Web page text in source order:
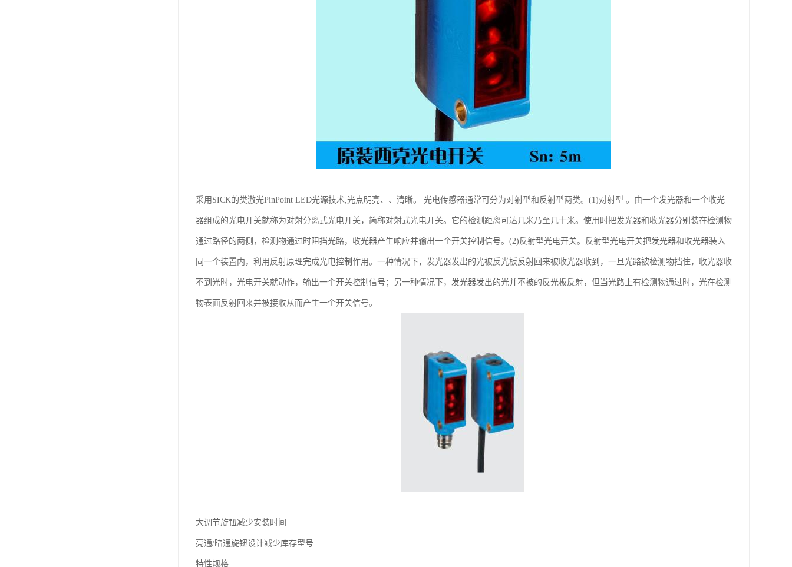
采用SICK的类激光PinPoint LED光源技术,光点明亮、、清晰。 光电传感器通常可分为对射型和反射型两类。(1)对射型 。由一个发光器和一个收光
器组成的光电开关就称为对射分离式光电开关，简称对射式光电开关。它的检测距离可达几米乃至几十米。使用时把发光器和收光器分别装在检测物
通过路径的两侧，检测物通过时阻挡光路，收光器产生响应并输出一个开关控制信号。(2)反射型光电开关。反射型光电开关把发光器和收光器装入
同一个装置内，利用反射原理完成光电控制作用。一种情况下，发光器发出的光被反光板反射回来被收光器收到，一旦光路被检测物挡住，收光器收
不到光时，光电开关就动作，输出一个开关控制信号；另一种情况下，发光器发出的光并不被的反光板反射，但当光路上有检测物通过时，光在检测
物表面反射回来并被接收从而产生一个开关信号。
大调节旋钮减少安装时间
亮通/暗通旋钮设计减少库存型号
特性规格